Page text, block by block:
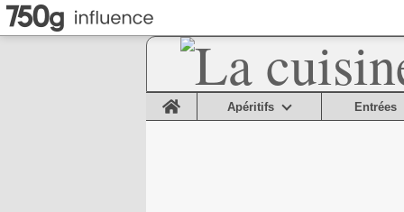
Home
Apéritifs Entrées